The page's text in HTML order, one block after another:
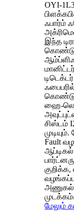
OYI-
ஃபார்ம்
இந்த
ஹை-
சிஸ்டம்
Fault
அணுகல்
மேலும்